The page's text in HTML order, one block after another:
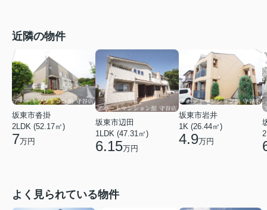
近隣の物件
坂東市沓掛
2LDK (52.17㎡)
7万円
坂東市辺田
1LDK (47.31㎡)
6.15万円
坂東市岩井
1K (26.44㎡)
4.9万円
よく見られている物件